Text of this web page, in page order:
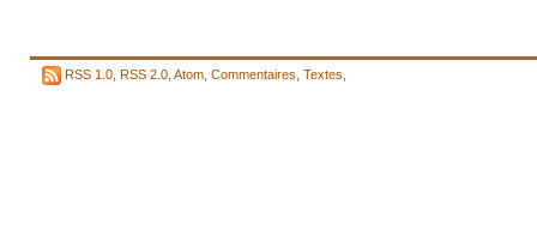
RSS 1.0 RSS 2.0 Atom Commentaires Textes